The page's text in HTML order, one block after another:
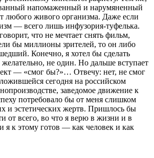
напомаженный и нарумяненный
любого живого организма. Даже если
— всего лишь инфузория-туфелька.
что не мечтает снять фильм,
бы миллионы зрителей, то он либо
Конечно, я хотел бы сделать
не один. Но дальше вступает
— «смог бы?»… Отвечу: нет, не смог
сегодня на российском
заведомое движение к
потребовало бы от меня слишком
и эстетических жертв. Пришлось бы
от всего, во что я верю в жизни и в
я к этому готов — как человек и как